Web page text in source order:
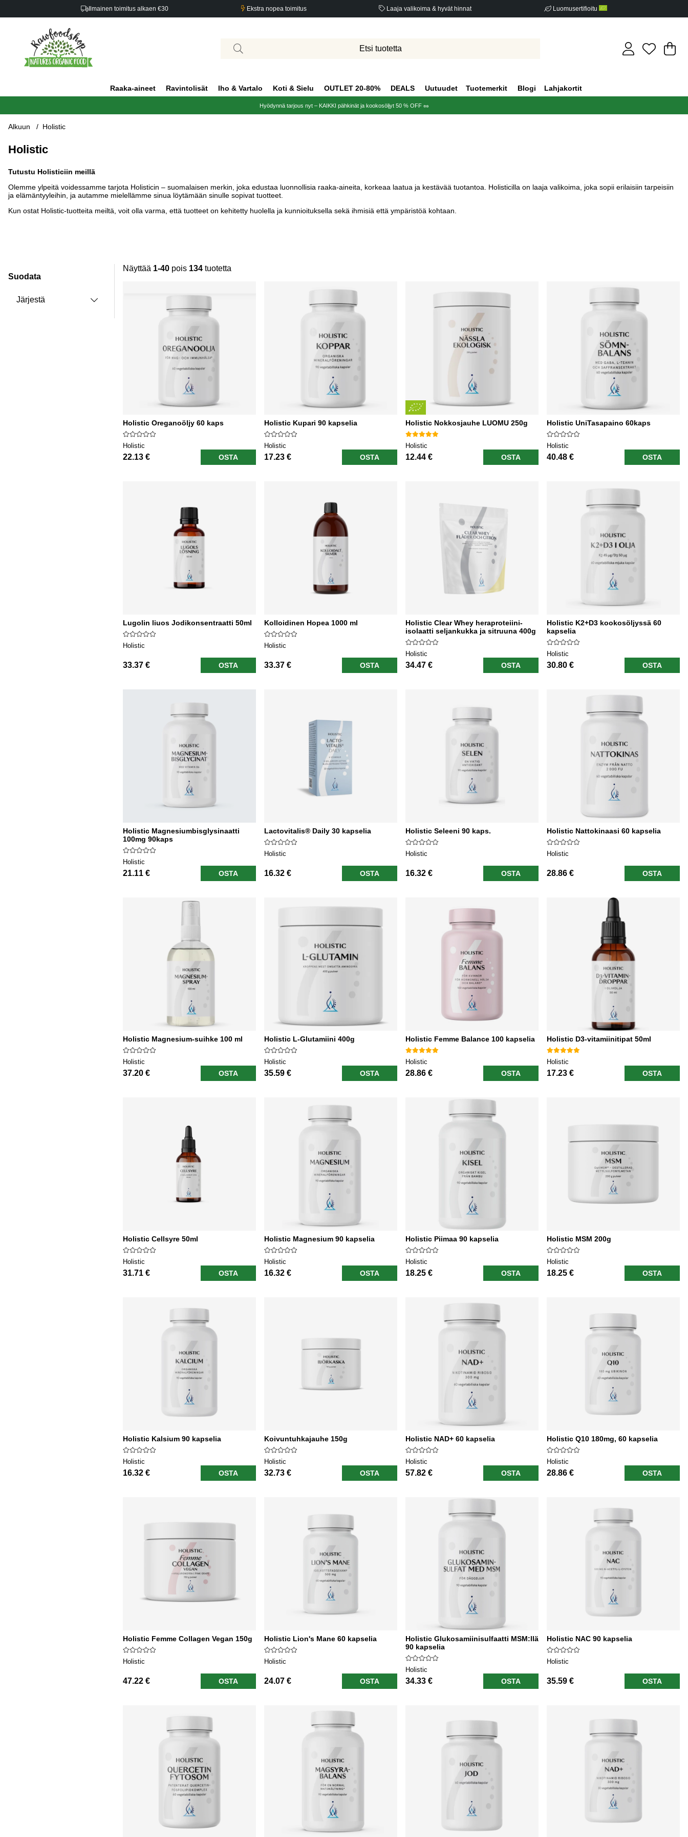
Ilmainen toimitus alkaen €30 Ekstra nopea toimitus Laaja valikoima & hyvät hinnat Luomusertifioitu
.
Raaka-aineet Ravintolisät Iho & Vartalo Koti & Sielu OUTLET 20-80% DEALS Uutuudet Tuotemerkit Blogi Lahjakortit
Hyödynnä tarjous nyt – KAIKKI pähkinät ja kookosöljyt 50 % OFF 🥜
Alkuun Holistic
Holistic
Tutustu Holisticiin meillä
Olemme ylpeitä voidessamme tarjota Holisticin – suomalaisen merkin, joka edustaa luonnollisia raaka-aineita, korkeaa laatua ja kestävää tuotantoa. Holisticilla on laaja valikoima, joka sopii erilaisiin tarpeisiin
ja elämäntyyleihin, ja autamme mielellämme sinua löytämään sinulle sopivat tuotteet.
Kun ostat Holistic-tuotteita meiltä, voit olla varma, että tuotteet on kehitetty huolella ja kunnioituksella sekä ihmisiä että ympäristöä kohtaan.
Suodata
Järjestä
Näyttää 1-40 pois 134 tuotetta
Holistic Oreganoöljy 60 kaps
Holistic
22.13 € OSTA
Holistic Kupari 90 kapselia
Holistic
17.23 € OSTA
Holistic Nokkosjauhe LUOMU 250g
Holistic
12.44 € OSTA
Holistic UniTasapaino 60kaps
Holistic
40.48 € OSTA
Lugolin liuos Jodikonsentraatti 50ml
Holistic
33.37 € OSTA
Kolloidinen Hopea 1000 ml
Holistic
33.37 € OSTA
Holistic Clear Whey heraproteiini-
isolaatti seljankukka ja sitruuna 400g
Holistic
34.47 € OSTA
Holistic K2+D3 kookosöljyssä 60
kapselia
Holistic
30.80 € OSTA
Holistic Magnesiumbisglysinaatti
100mg 90kaps
Holistic
21.11 € OSTA
Lactovitalis® Daily 30 kapselia
Holistic
16.32 € OSTA
Holistic Seleeni 90 kaps.
Holistic
16.32 € OSTA
Holistic Nattokinaasi 60 kapselia
Holistic
28.86 € OSTA
Holistic Magnesium-suihke 100 ml
Holistic
37.20 € OSTA
Holistic L-Glutamiini 400g
Holistic
35.59 € OSTA
Holistic Femme Balance 100 kapselia
Holistic
28.86 € OSTA
Holistic D3-vitamiinitipat 50ml
Holistic
17.23 € OSTA
Holistic Cellsyre 50ml
Holistic
31.71 € OSTA
Holistic Magnesium 90 kapselia
Holistic
16.32 € OSTA
Holistic Piimaa 90 kapselia
Holistic
18.25 € OSTA
Holistic MSM 200g
Holistic
18.25 € OSTA
Holistic Kalsium 90 kapselia
Holistic
16.32 € OSTA
Koivuntuhkajauhe 150g
Holistic
32.73 € OSTA
Holistic NAD+ 60 kapselia
Holistic
57.82 € OSTA
Holistic Q10 180mg, 60 kapselia
Holistic
28.86 € OSTA
Holistic Femme Collagen Vegan 150g
Holistic
47.22 € OSTA
Holistic Lion's Mane 60 kapselia
Holistic
24.07 € OSTA
Holistic Glukosamiinisulfaatti MSM:llä
90 kapselia
Holistic
34.33 € OSTA
Holistic NAC 90 kapselia
Holistic
35.59 € OSTA